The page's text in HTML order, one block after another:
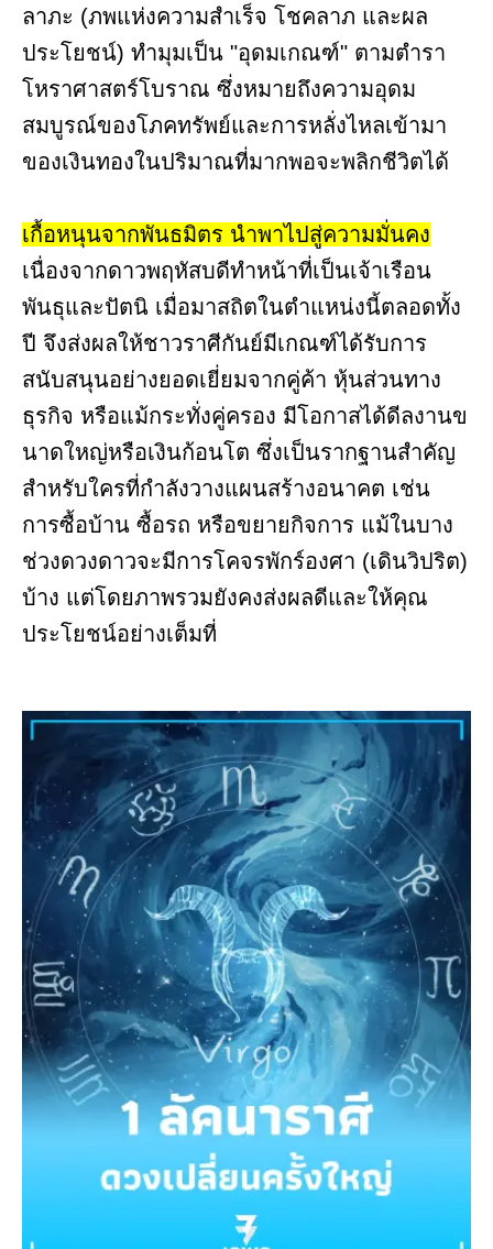
ลาภะ (ภพแห่งความสำเร็จ โชคลาภ และผล
ประโยชน์) ทำมุมเป็น "อุดมเกณฑ์" ตามตำรา
โหราศาสตร์โบราณ ซึ่งหมายถึงความอุดม
สมบูรณ์ของโภคทรัพย์และการหลั่งไหลเข้ามา
ของเงินทองในปริมาณที่มากพอจะพลิกชีวิตได้
เกื้อหนุนจากพันธมิตร นำพาไปสู่ความมั่นคง
เนื่องจากดาวพฤหัสบดีทำหน้าที่เป็นเจ้าเรือน
พันธุและปัตนิ เมื่อมาสถิตในตำแหน่งนี้ตลอดทั้ง
ปี จึงส่งผลให้ชาวราศีกันย์มีเกณฑ์ได้รับการ
สนับสนุนอย่างยอดเยี่ยมจากคู่ค้า หุ้นส่วนทาง
ธุรกิจ หรือแม้กระทั่งคู่ครอง มีโอกาสได้ดีลงานข
นาดใหญ่หรือเงินก้อนโต ซึ่งเป็นรากฐานสำคัญ
สำหรับใครที่กำลังวางแผนสร้างอนาคต เช่น
การซื้อบ้าน ซื้อรถ หรือขยายกิจการ แม้ในบาง
ช่วงดวงดาวจะมีการโคจรพักร์องศา (เดินวิปริต)
บ้าง แต่โดยภาพรวมยังคงส่งผลดีและให้คุณ
ประโยชน์อย่างเต็มที่